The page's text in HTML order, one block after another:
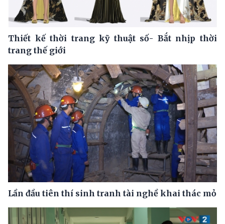
Thiết kế thời trang kỹ thuật số- Bắt nhịp thời
trang thế giới
Lần đầu tiên thí sinh tranh tài nghề khai thác mỏ